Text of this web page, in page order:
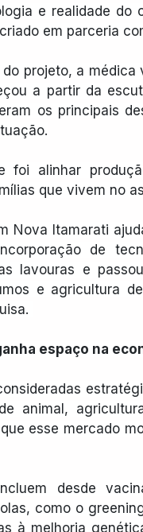
e realidade
em parceria
projeto, a
a partir da
os principais
foi alinhar
que vivem no
Nova Itamarati
de
lavouras e
e agricultura
espaço na
animal,
esse mercado
desde
como o
à melhoria